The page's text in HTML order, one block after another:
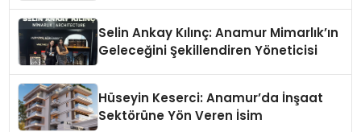
Selin Ankay Kılınç: Anamur Mimarlık’ın
Geleceğini Şekillendiren Yöneticisi
Hüseyin Keserci: Anamur’da İnşaat
Sektörüne Yön Veren İsim